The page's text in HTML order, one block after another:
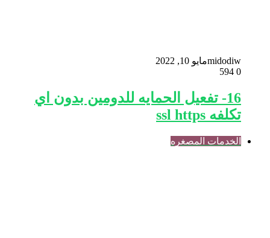
midodiwمايو 10, 2022
0
16- تفعيل الحمايه للدومين بدون اي
تكلفه ssl https
الخدمات المصغره